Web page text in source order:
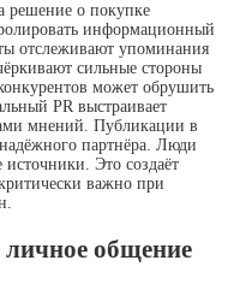
решение о покупке
информационный
отслеживают упоминания
сильные стороны
может обрушить
PR выстраивает
мнений. Публикации в
партнёра. Люди
Это создаёт
важно при
общение